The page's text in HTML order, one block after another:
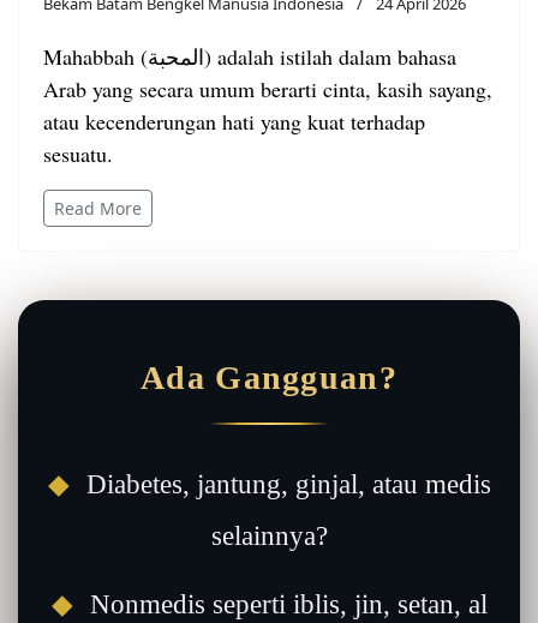
Mahabbah (المحبة) adalah istilah dalam bahasa
Arab yang secara umum berarti cinta, kasih sayang,
atau kecenderungan hati yang kuat terhadap
sesuatu.
Read More
Ada Gangguan?
◆ Diabetes, jantung, ginjal, atau medis
selainnya?
◆ Nonmedis seperti iblis, jin, setan, al